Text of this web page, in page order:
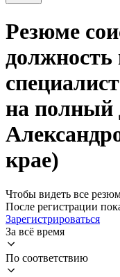
Резюме
должность
на полный
крае)
Чтобы видеть все
После регистрации
Зарегистрироваться
За всё время
По соответствию